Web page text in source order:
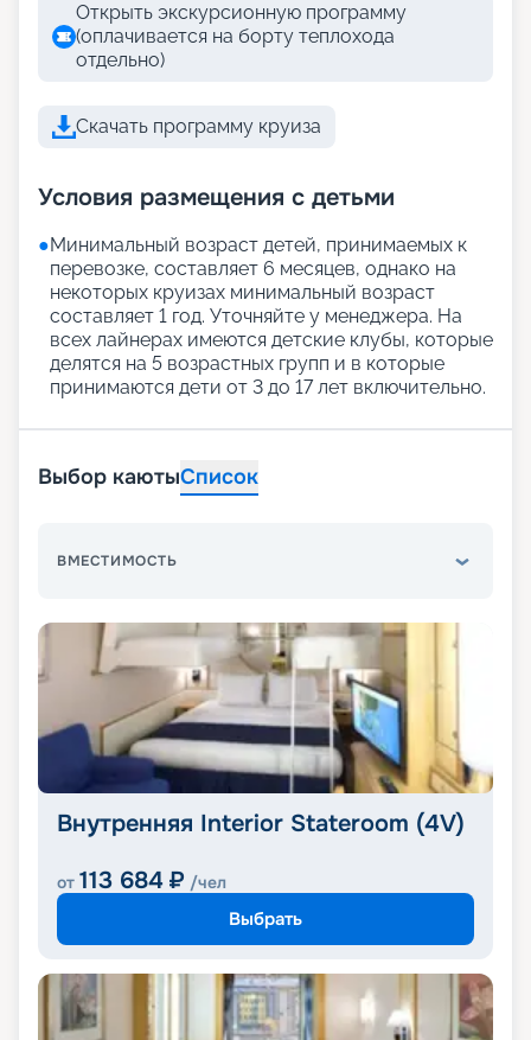
Открыть экскурсионную программу
(оплачивается на борту теплохода
отдельно)
Скачать программу круиза
Условия размещения с детьми
●Минимальный возраст детей, принимаемых к
перевозке, составляет 6 месяцев, однако на
некоторых круизах минимальный возраст
составляет 1 год. Уточняйте у менеджера. На
всех лайнерах имеются детские клубы, которые
делятся на 5 возрастных групп и в которые
принимаются дети от 3 до 17 лет включительно.
Выбор каютыСписок
ВМЕСТИМОСТЬ
Внутренняя Interior Stateroom (4V)
от 113 684 ₽ /чел
Выбрать